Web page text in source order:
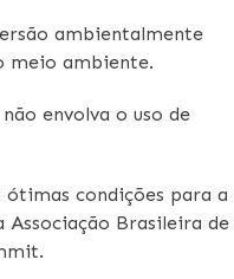
ambientalmente
meio ambiente.
envolva o uso de
condições para a
Brasileira de